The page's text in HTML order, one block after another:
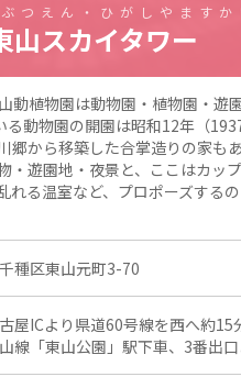
つえん・ひがしやますか
山スカイタワー
動植物園は動物園・植物園・遊
る動物園の開園は昭和12年（
郷から移築した合掌造りの家
・遊園地・夜景と、ここはカッ
る温室など、プロポーズする
種区東山元町3-70
屋ICより県道60号線を西へ約15
線「東山公園」駅下車、3番出